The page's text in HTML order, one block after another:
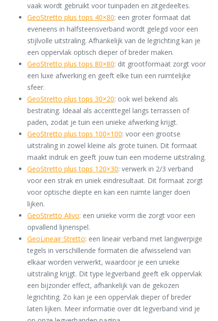
vaak wordt gebruikt voor tuinpaden en zitgedeeltes.
GeoStretto plus tops 40×80: een groter formaat dat
eveneens in halfsteensverband wordt gelegd voor een
stijlvolle uitstraling. Afhankelijk van de legrichting kan je
een oppervlak optisch dieper of breder maken.
GeoStretto plus tops 80×80: dit grootformaat zorgt voor
een luxe afwerking en geeft elke tuin een ruimtelijke
sfeer.
GeoStretto plus tops 30×20: ook wel bekend als
bestrating. Ideaal als accenttegel langs terrassen of
paden, zodat je tuin een unieke afwerking krijgt.
GeoStretto plus tops 100×100: voor een grootse
uitstraling in zowel kleine als grote tuinen. Dit formaat
maakt indruk en geeft jouw tuin een moderne uitstraling.
GeoStretto plus tops 120×30: verwerk in 2/3 verband
voor een strak en uniek eindresultaat. Dit formaat zorgt
voor optische diepte en kan een ruimte langer doen
lijken.
GeoStretto Alivo: een unieke vorm die zorgt voor een
opvallend lijnenspel.
GeoLineair Stretto: een lineair verband met langwerpige
tegels in verschillende formaten die afwisselend van
elkaar worden verwerkt, waardoor je een unieke
uitstraling krijgt. Dit type legverband geeft elk oppervlak
een bijzonder effect, afhankelijk van de gekozen
legrichting. Zo kan je een oppervlak dieper of breder
laten lijken. Meer informatie over dit legverband vind je